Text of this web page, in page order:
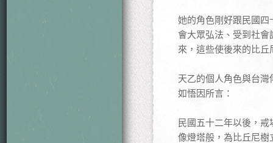
她的角色剛好跟民國
會大眾弘法、受到社
來，這些使後來的比
天乙的個人角色與台
如悟因所言：
民國五十二年以後，
像燈塔般，為比丘尼